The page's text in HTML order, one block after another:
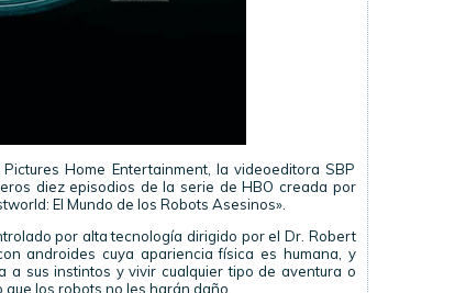
Home Entertainment, la videoeditora SBP
diez episodios de la serie de HBO creada por
El Mundo de los Robots Asesinos».
por alta tecnología dirigido por el Dr. Robert
androides cuya apariencia física es humana, y
sus instintos y vivir cualquier tipo de aventura o
los robots no les harán daño.